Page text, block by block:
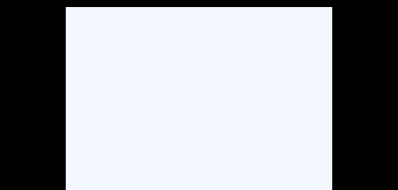
SPETTACOLI